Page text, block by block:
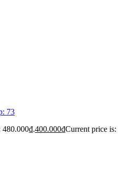
73
400.000₫Current price is: